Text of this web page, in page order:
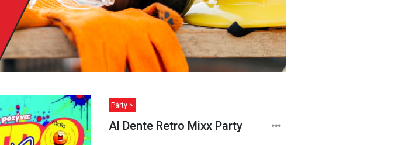
Párty >
Al Dente Retro Mixx Party